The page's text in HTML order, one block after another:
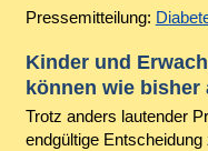
Pressemitteilung:
Kinder und
können wie bisher
Trotz anders lautender
endgültige